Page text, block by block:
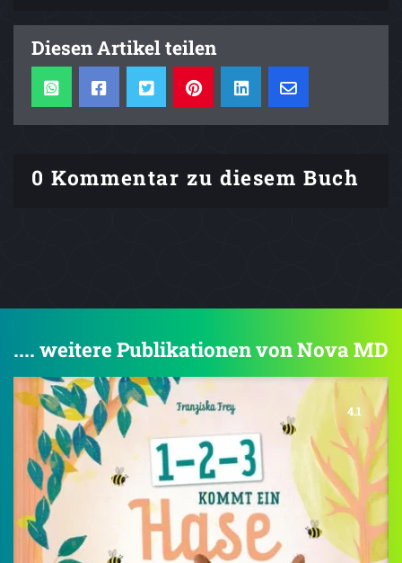
Diesen Artikel teilen
0 Kommentar zu diesem Buch
.... weitere Publikationen von Nova MD
4.1